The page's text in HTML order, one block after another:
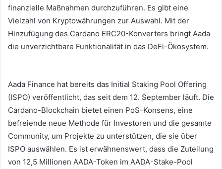
finanzielle Maßnahmen durchzuführen. Es gibt eine
Vielzahl von Kryptowährungen zur Auswahl. Mit der
Hinzufügung des Cardano ERC20-Konverters bringt Aada
die unverzichtbare Funktionalität in das DeFi-Ökosystem.
Aada Finance hat bereits das Initial Staking Pool Offering
(ISPO) veröffentlicht, das seit dem 12. September läuft. Die
Cardano-Blockchain bietet einen PoS-Konsens, eine
befreiende neue Methode für Investoren und die gesamte
Community, um Projekte zu unterstützen, die sie über
ISPO auswählen. Es ist erwähnenswert, dass die Zuteilung
von 12,5 Millionen AADA-Token im AADA-Stake-Pool